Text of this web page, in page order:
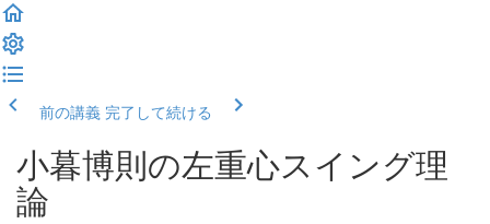
前の講義 完了して続ける
小暮博則の左重心スイング理
論